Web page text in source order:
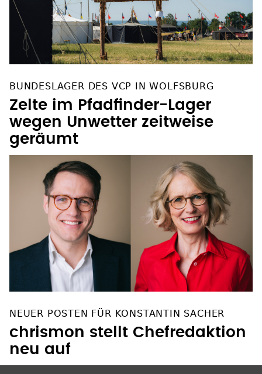
Zelte im Pfadfinder-Lager
wegen Unwetter zeitweise
geräumt
chrismon stellt Chefredaktion
neu auf